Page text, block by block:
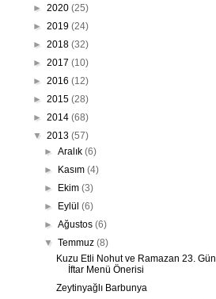
► 2020 (25)
► 2019 (24)
► 2018 (32)
► 2017 (10)
► 2016 (12)
► 2015 (28)
► 2014 (68)
▼ 2013 (57)
►Aralık(6)
► Kasım(4)
► Ekim(3)
► Eylül(6)
►Ağustos(6)
▼Temmuz(8)
Kuzu Etli Nohut ve Ramazan 23. Gün
İftar Menü Önerisi
Zeytinyağlı Barbunya